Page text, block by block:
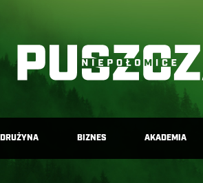
DRUŻYNA BIZNES AKADEMIA